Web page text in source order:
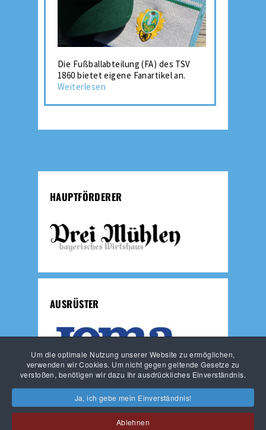
Um die optimale Nutzung unserer Website zu ermöglichen,
verwenden wir Cookies. Um nicht gegen geltende Gesetze zu
verstoßen, benötigen wir dazu Ihr ausdrückliches Einverständnis.
Ja, ich gebe mein Einverständnis!
Ablehnen
Die Fußballabteilung (FA) des TSV
1860 bietet eigene Fanartikel an.
Weiterlesen
HAUPTFÖRDERER
AUSRÜSTER
JUNGLÖWEN
LÖWEN-FUSSBALLSCHULE
HAUPTVEREIN